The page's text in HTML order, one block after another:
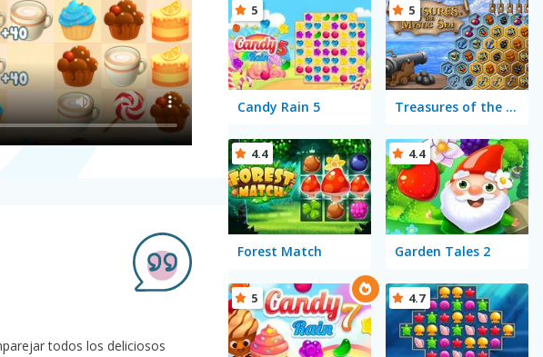
todos los deliciosos
Candy Rain 5
5
Treasures of the Mystic Sea
5
Forest Match
4.4
Garden Tales 2
4.4
5 4.7